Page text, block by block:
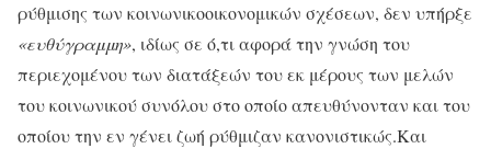
ρύθμισης των κοινωνικοοικονομικών σχέσεων, δεν υπήρξε
«ευθύγραμμη», ιδίως σε ό,τι αφορά την γνώση του
περιεχομένου των διατάξεών του εκ μέρους των μελών
του κοινωνικού συνόλου στο οποίο απευθύνονταν και του
οποίου την εν γένει ζωή ρύθμιζαν κανονιστικώς.Και